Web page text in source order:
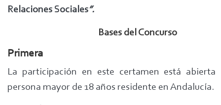
Relaciones Sociales”.
Bases del Concurso
Primera
La participación en este certamen está abierta
persona mayor de 18 años residente en Andalucía.